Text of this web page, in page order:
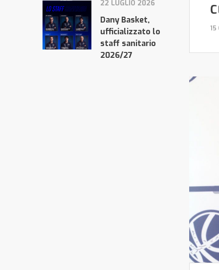
15
22 LUGLIO 2026
Dany Basket,
ufficializzato lo
staff sanitario
2026/27